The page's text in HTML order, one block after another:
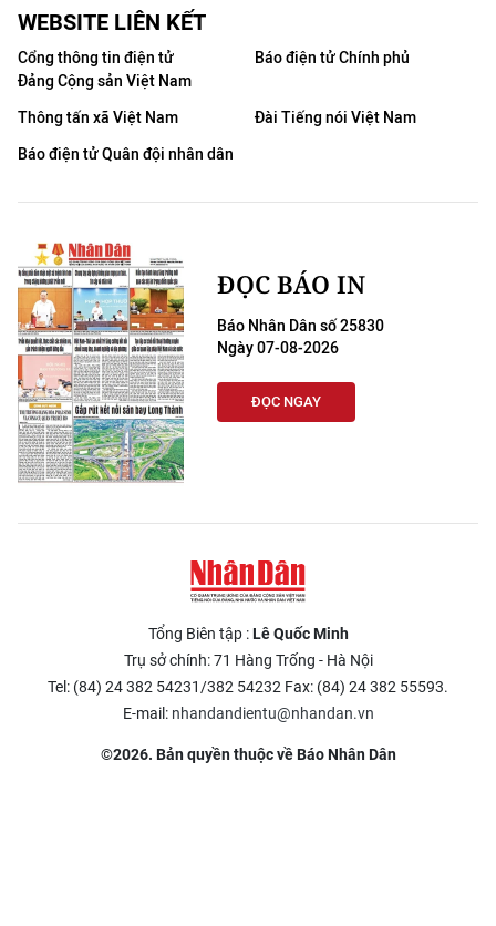
WEBSITE LIÊN KẾT
Cổng thông tin điện tử
Đảng Cộng sản Việt Nam
Báo điện tử Chính phủ
Thông tấn xã Việt Nam
Đài Tiếng nói Việt Nam
Báo điện tử Quân đội nhân dân
ĐỌC BÁO IN
Báo Nhân Dân số 25830
Ngày 07-08-2026
ĐỌC NGAY
Tổng Biên tập :Lê Quốc Minh
Trụ sở chính: 71 Hàng Trống - Hà Nội
Tel: (84) 24 382 54231/382 54232 Fax: (84) 24 382 55593.
E-mail: nhandandientu@nhandan.vn
©2026. Bản quyền thuộc về Báo Nhân Dân